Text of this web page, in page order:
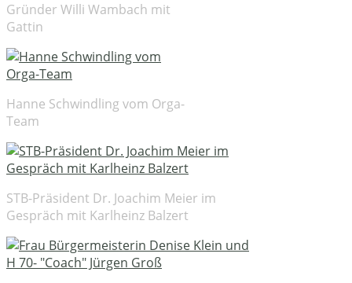
Gründer Willi Wambach mit
Gattin
Hanne Schwindling vom Orga-
Team
STB-Präsident Dr. Joachim Meier im
Gespräch mit Karlheinz Balzert